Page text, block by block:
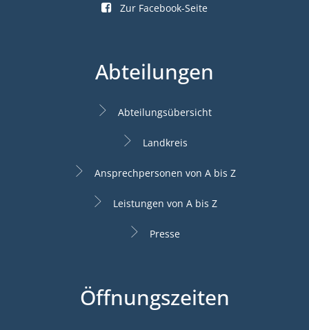
Zur Facebook-Seite
Abteilungen
Abteilungsübersicht
Landkreis
Ansprechpersonen von A bis Z
Leistungen von A bis Z
Presse
Öffnungszeiten